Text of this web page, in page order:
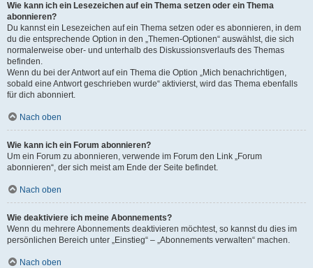
Wie kann ich ein Lesezeichen auf ein Thema setzen oder ein Thema
abonnieren?
Du kannst ein Lesezeichen auf ein Thema setzen oder es abonnieren, in dem
du die entsprechende Option in den „Themen-Optionen“ auswählst, die sich
normalerweise ober- und unterhalb des Diskussionsverlaufs des Themas
befinden.
Wenn du bei der Antwort auf ein Thema die Option „Mich benachrichtigen,
sobald eine Antwort geschrieben wurde“ aktivierst, wird das Thema ebenfalls
für dich abonniert.
Nach oben
Wie kann ich ein Forum abonnieren?
Um ein Forum zu abonnieren, verwende im Forum den Link „Forum
abonnieren“, der sich meist am Ende der Seite befindet.
Nach oben
Wie deaktiviere ich meine Abonnements?
Wenn du mehrere Abonnements deaktivieren möchtest, so kannst du dies im
persönlichen Bereich unter „Einstieg“ – „Abonnements verwalten“ machen.
Nach oben